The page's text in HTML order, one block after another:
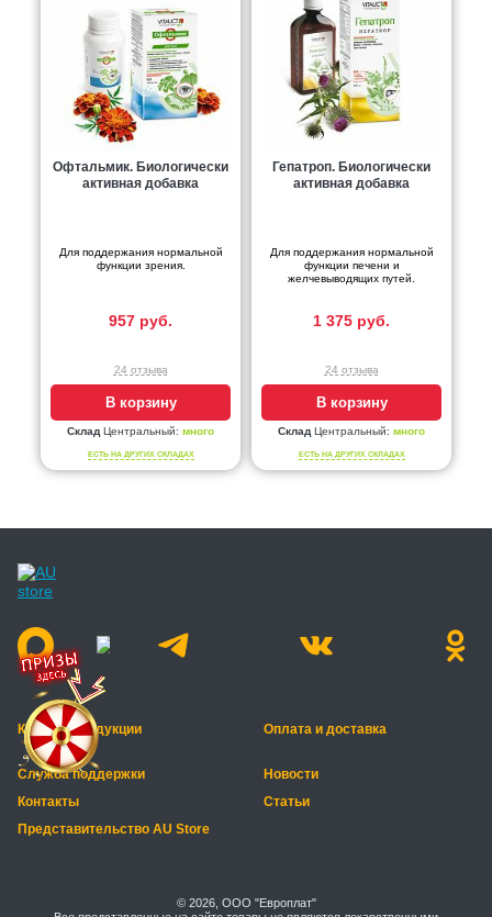
Офтальмик. Биологически
активная добавка
Для поддержания нормальной
функции зрения.
957 руб.
24 отзыва
В корзину
Склад Центральный: много
ЕСТЬ НА ДРУГИХ СКЛАДАХ
Гепатроп. Биологически
активная добавка
Для поддержания нормальной
функции печени и
желчевыводящих путей.
1 375 руб.
24 отзыва
В корзину
Склад Центральный: много
ЕСТЬ НА ДРУГИХ СКЛАДАХ
Каталог продукции Оплата и доставка
Служба поддержки
Новости
Контакты
Статьи
Представительство AU Store
© 2026, ООО "Европлат"